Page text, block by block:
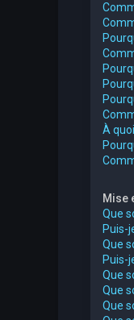
À
Mise
Que
Puis-
Que
Puis-
Que
Que
Que